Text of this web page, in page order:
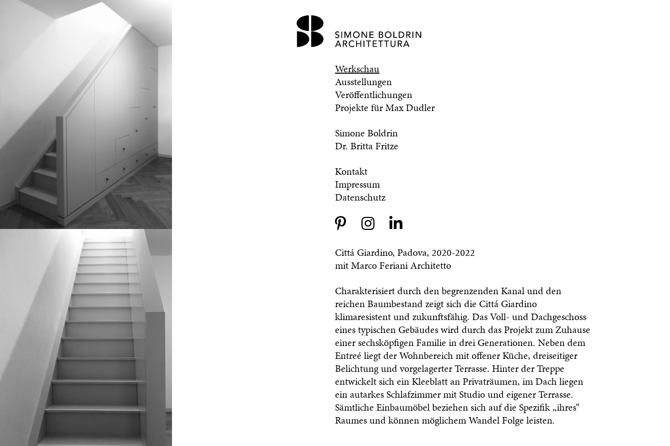
Werkschau
Ausstellungen
Veröffentlichungen
Projekte für Max Dudler
Simone Boldrin
Dr. Britta Fritze
Kontakt
Impressum
Datenschutz
Cittá Giardino, Padova, 2020-2022
mit Marco Feriani Architetto
Charakterisiert durch den begrenzenden Kanal und den
reichen Baumbestand zeigt sich die Cittá Giardino
klimaresistent und zukunftsfähig. Das Voll- und Dachgeschoss
eines typischen Gebäudes wird durch das Projekt zum Zuhause
einer sechsköpfigen Familie in drei Generationen. Neben dem
Entreé liegt der Wohnbereich mit offener Küche, dreiseitiger
Belichtung und vorgelagerter Terrasse. Hinter der Treppe
entwickelt sich ein Kleeblatt an Privaträumen, im Dach liegen
ein autarkes Schlafzimmer mit Studio und eigener Terrasse.
Sämtliche Einbaumöbel beziehen sich auf die Spezifik „ihres“
Raumes und können möglichem Wandel Folge leisten.